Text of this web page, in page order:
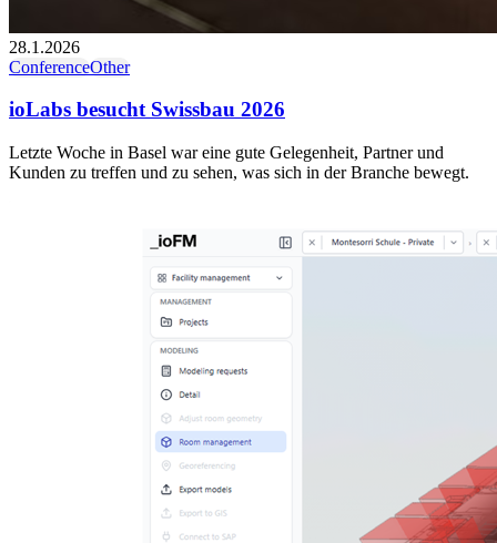
28.1.2026
ConferenceOther
ioLabs besucht Swissbau 2026
Letzte Woche in Basel war eine gute Gelegenheit, Partner und
Kunden zu treffen und zu sehen, was sich in der Branche bewegt.